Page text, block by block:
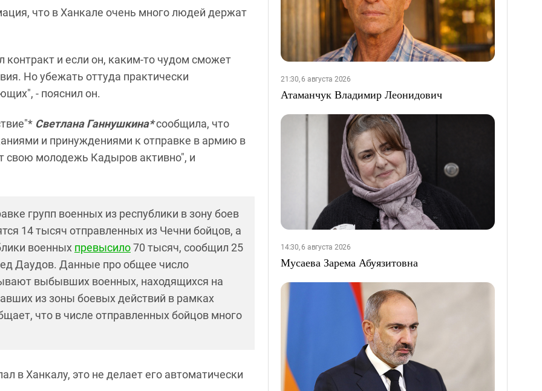
что в Ханкале очень много людей держат
контракт и если он, каким-то чудом сможет
Но убежать оттуда практически
- пояснил он.
Светлана Ганнушкина*сообщила, что
и принуждениями к отправке в армию в
свою молодежь Кадыров активно", и
групп военных из республики в зону боев
14 тысяч отправленных из Чечни бойцов, а
военных превысило70 тысяч, сообщил 25
Даудов. Данные про общее число
выбывших военных, находящихся на
из зоны боевых действий в рамках
что в числе отправленных бойцов много
в Ханкалу, это не делает его автоматически
21:30, 6 августа 2026
Атаманчук Владимир Леонидович
14:30, 6 августа 2026
Мусаева Зарема Абуязитовна